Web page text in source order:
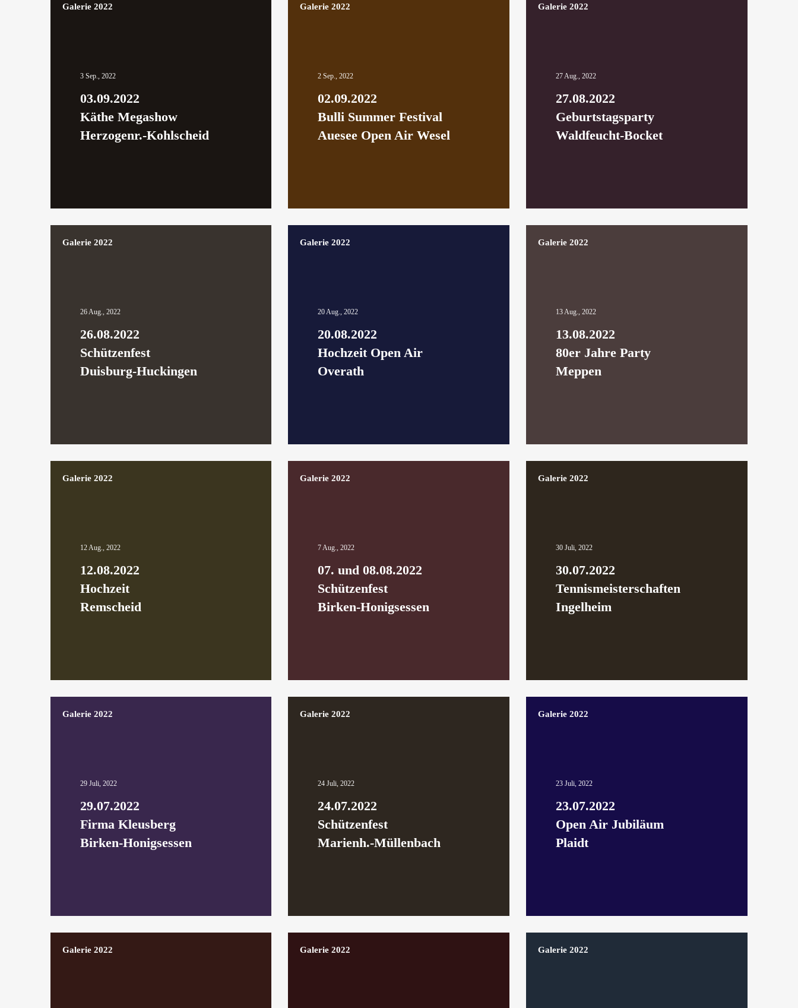
Galerie 2022
3 Sep., 2022
03.09.2022
Käthe Megashow
Herzogenr.-Kohlscheid
Galerie 2022
2 Sep., 2022
02.09.2022
Bulli Summer Festival
Auesee Open Air Wesel
Galerie 2022
27 Aug., 2022
27.08.2022
Geburtstagsparty
Waldfeucht-Bocket
Galerie 2022
26 Aug., 2022
26.08.2022
Schützenfest
Duisburg-Huckingen
Galerie 2022
20 Aug., 2022
20.08.2022
Hochzeit Open Air
Overath
Galerie 2022
13 Aug., 2022
13.08.2022
80er Jahre Party
Meppen
Galerie 2022
12 Aug., 2022
12.08.2022
Hochzeit
Remscheid
Galerie 2022
7 Aug., 2022
07. und 08.08.2022
Schützenfest
Birken-Honigsessen
Galerie 2022
30 Juli, 2022
30.07.2022
Tennismeisterschaften
Ingelheim
Galerie 2022
29 Juli, 2022
29.07.2022
Firma Kleusberg
Birken-Honigsessen
Galerie 2022
24 Juli, 2022
24.07.2022
Schützenfest
Marienh.-Müllenbach
Galerie 2022
23 Juli, 2022
23.07.2022
Open Air Jubiläum
Plaidt
Galerie 2022 Galerie 2022 Galerie 2022